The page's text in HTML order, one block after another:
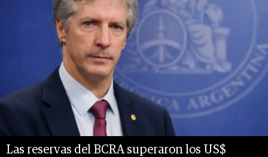
Las reservas del BCRA superaron los US$